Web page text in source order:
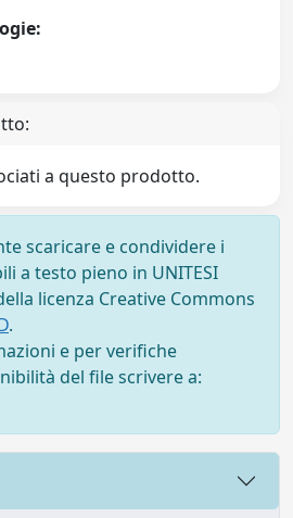
a questo prodotto.
scaricare e condividere i
a testo pieno in UNITESI
licenza Creative Commons
.
e per verifiche
del file scrivere a: